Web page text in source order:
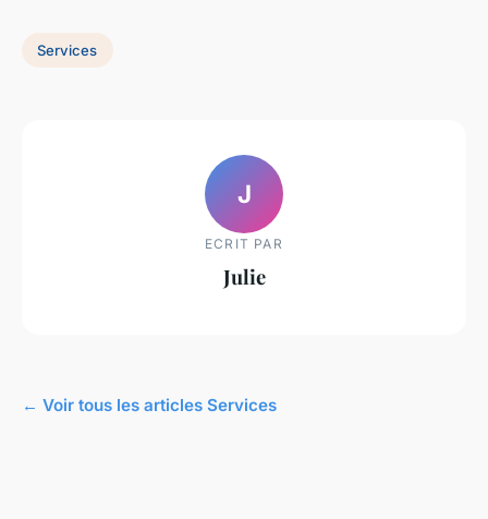
Services
J
ECRIT PAR
Julie
← Voir tous les articles Services